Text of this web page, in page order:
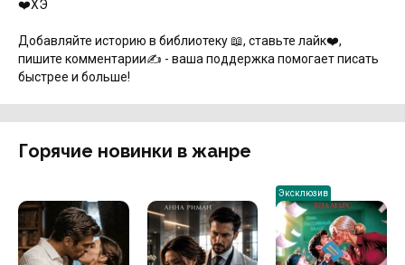
❤️ХЭ
Добавляйте историю в библиотеку 📖, ставьте лайк❤️,
пишите комментарии✍️ - ваша поддержка помогает писать
быстрее и больше!
Горячие новинки в жанре
Эксклюзив